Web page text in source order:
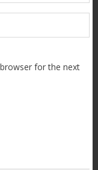
for the next